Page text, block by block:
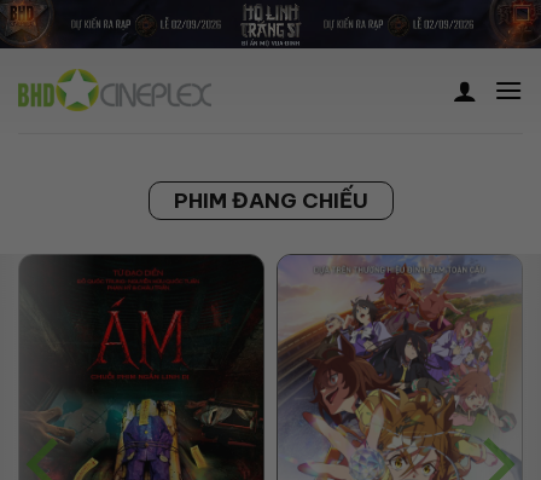
Skip
to
content
PHIM ĐANG CHIẾU